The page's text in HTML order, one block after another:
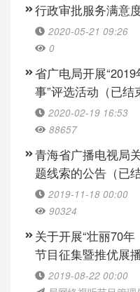
行政审批服务满意
2020-05-21 09:26
0
省广电局开展
事”评选活动（已结
2020-02-19 16:53
88657
青海省广播电视局
题线索的公告（已结
2019-11-18 00:00
90324
关于开展“壮丽70
节目征集暨推优展
2019-08-22 00:00